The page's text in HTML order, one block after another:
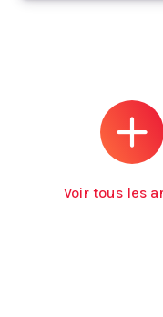
Voir tous les